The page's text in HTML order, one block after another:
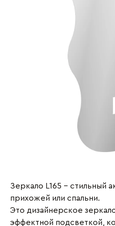
Зеркало L165 - стильный
прихожей или спальни.
Это дизайнерское
эффектной подсветкой,